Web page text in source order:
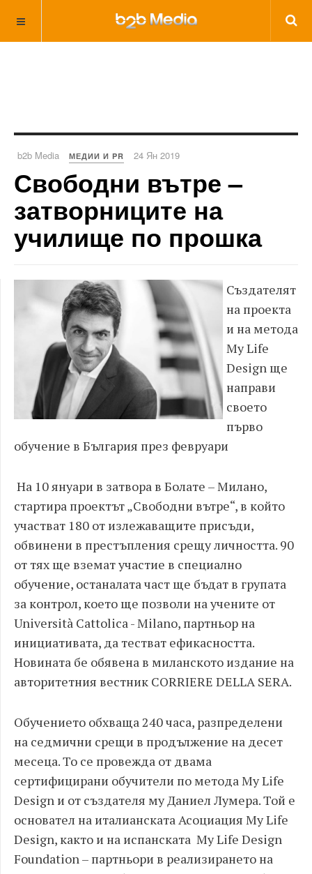
b2b Media МЕДИИ И PR 24 Ян 2019
Свободни вътре –
затворниците на
училище по прошка
Създателят
на проекта
и на метода
My Life
Design ще
направи
своето
първо
обучение в България през февруари
На 10 януари в затвора в Болате – Милано,
стартира проектът „Свободни вътре“, в който
участват 180 от излежаващите присъди,
обвинени в престъпления срещу личността. 90
от тях ще вземат участие в специално
обучение, останалата част ще бъдат в групата
за контрол, което ще позволи на учените от
Università Cattolica - Milano, партньор на
инициативата, да тестват ефикасността.
Новината бе обявена в миланското издание на
авторитетния вестник CORRIERE DELLA SERA.
Обучението обхваща 240 часа, разпределени
на седмични срещи в продължение на десет
месеца. То се провежда от двама
сертифицирани обучители по метода My Life
Design и от създателя му Даниел Лумера. Той е
основател на италианската Асоциация My Life
Design, както и на испанската My Life Design
Foundation – партньори в реализирането на